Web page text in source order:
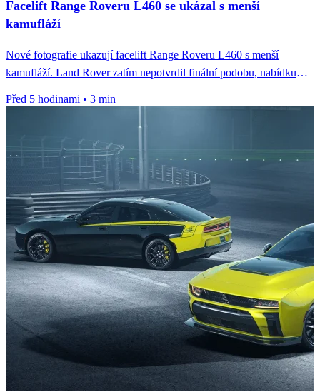
Facelift Range Roveru L460 se ukázal s menší
kamufláží
Nové fotografie ukazují facelift Range Roveru L460 s menší
kamufláží. Land Rover zatím nepotvrdil finální podobu, nabídku
Před 5 hodinami • 3 min